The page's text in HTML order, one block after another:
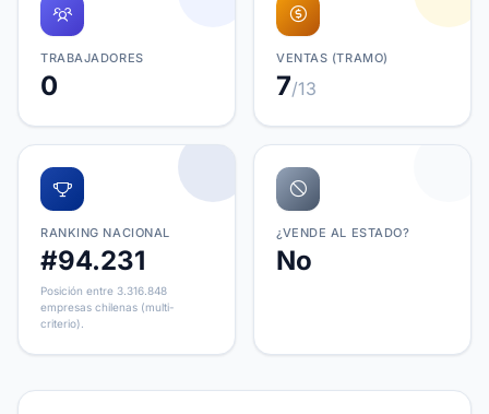
TRABAJADORES
0
VENTAS (TRAMO)
7/13
RANKING NACIONAL
#94.231
Posición entre 3.316.848
empresas chilenas (multi-
criterio).
¿VENDE AL ESTADO?
No